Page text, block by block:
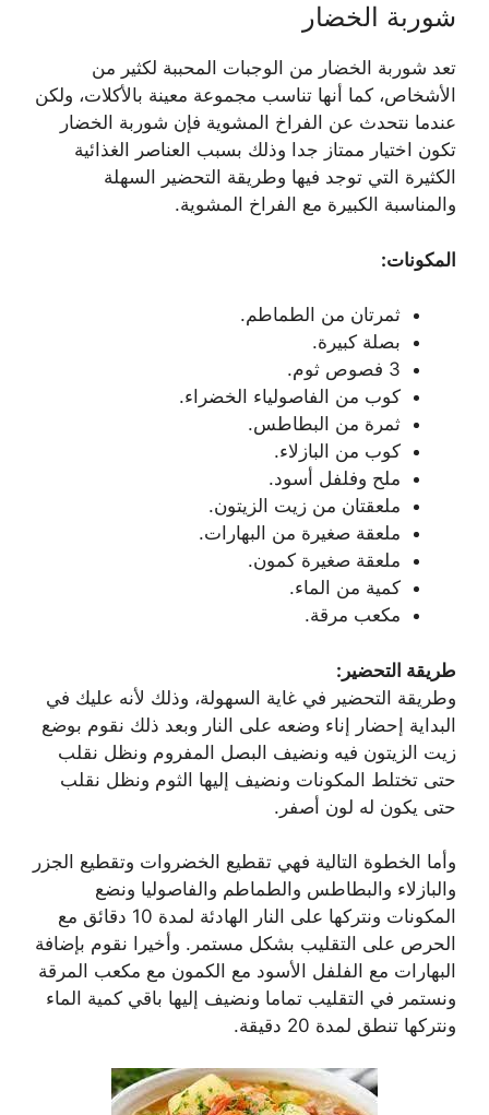
شوربة الخضار
تعد شوربة الخضار من الوجبات المحببة لكثير من
الأشخاص، كما أنها تناسب مجموعة معينة بالأكلات، ولكن
عندما نتحدث عن الفراخ المشوية فإن شوربة الخضار
تكون اختيار ممتاز جدا وذلك بسبب العناصر الغذائية
الكثيرة التي توجد فيها وطريقة التحضير السهلة
والمناسبة الكبيرة مع الفراخ المشوية.
المكونات:
ثمرتان من الطماطم.
بصلة كبيرة.
3 فصوص ثوم.
كوب من الفاصولياء الخضراء.
ثمرة من البطاطس.
كوب من البازلاء.
ملح وفلفل أسود.
ملعقتان من زيت الزيتون.
ملعقة صغيرة من البهارات.
ملعقة صغيرة كمون.
كمية من الماء.
مكعب مرقة.
طريقة التحضير:
وطريقة التحضير في غاية السهولة، وذلك لأنه عليك في
البداية إحضار إناء وضعه على النار وبعد ذلك نقوم بوضع
زيت الزيتون فيه ونضيف البصل المفروم ونظل نقلب
حتى تختلط المكونات ونضيف إليها الثوم ونظل نقلب
حتى يكون له لون أصفر.
وأما الخطوة التالية فهي تقطيع الخضروات وتقطيع الجزر
والبازلاء والبطاطس والطماطم والفاصوليا ونضع
المكونات ونتركها على النار الهادئة لمدة 10 دقائق مع
الحرص على التقليب بشكل مستمر. وأخيرا نقوم بإضافة
البهارات مع الفلفل الأسود مع الكمون مع مكعب المرقة
ونستمر في التقليب تماما ونضيف إليها باقي كمية الماء
ونتركها تنطق لمدة 20 دقيقة.